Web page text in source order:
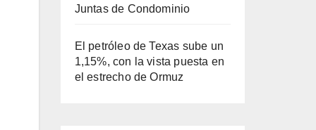
Juntas de Condominio
El petróleo de Texas sube un
1,15%, con la vista puesta en
el estrecho de Ormuz